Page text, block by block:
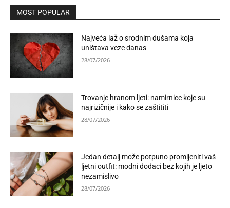
MOST POPULAR
Najveća laž o srodnim dušama koja
uništava veze danas
28/07/2026
Trovanje hranom ljeti: namirnice koje su
najrizičnije i kako se zaštititi
28/07/2026
Jedan detalj može potpuno promijeniti vaš
ljetni outfit: modni dodaci bez kojih je ljeto
nezamislivo
28/07/2026